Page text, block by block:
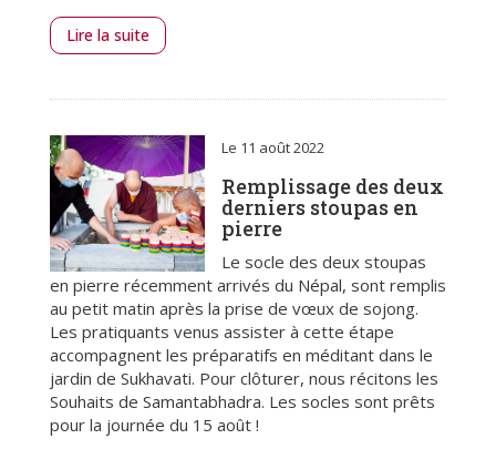
Lire la suite
Le 11 août 2022
Remplissage des deux
derniers stoupas en
pierre
Le socle des deux stoupas
en pierre récemment arrivés du Népal, sont remplis
au petit matin après la prise de vœux de sojong.
Les pratiquants venus assister à cette étape
accompagnent les préparatifs en méditant dans le
jardin de Sukhavati. Pour clôturer, nous récitons les
Souhaits de Samantabhadra. Les socles sont prêts
pour la journée du 15 août !